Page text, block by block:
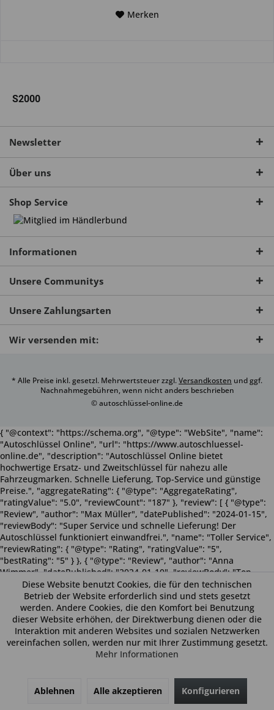
Merken
S2000
Newsletter
Über uns
Shop Service
Informationen
Unsere Communitys
Unsere Zahlungsarten
Wir versenden mit:
* Alle Preise inkl. gesetzl. Mehrwertsteuer zzgl.Versandkosten und ggf.
Nachnahmegebühren, wenn nicht anders beschrieben
© autoschlüssel-online.de
Diese Website benutzt Cookies, die für den technischen
Betrieb der Website erforderlich sind und stets gesetzt
werden. Andere Cookies, die den Komfort bei Benutzung
dieser Website erhöhen, der Direktwerbung dienen oder die
Interaktion mit anderen Websites und sozialen Netzwerken
vereinfachen sollen, werden nur mit Ihrer Zustimmung gesetzt.
Mehr Informationen
Ablehnen Alle akzeptieren Konfigurieren
{ "@context": "https://schema.org", "@type": "WebSite", "name":
"Autoschlüssel Online", "url": "https://www.autoschluessel-
online.de", "description": "Autoschlüssel Online bietet
hochwertige Ersatz- und Zweitschlüssel für nahezu alle
Fahrzeugmarken. Schnelle Lieferung, Top-Service und günstige
Preise.", "aggregateRating": { "@type": "AggregateRating",
"ratingValue": "5.0", "reviewCount": "187" }, "review": [ { "@type":
"Review", "author": "Max Müller", "datePublished": "2024-01-15",
"reviewBody": "Super Service und schnelle Lieferung! Der
Autoschlüssel funktioniert einwandfrei.", "name": "Toller Service",
"reviewRating": { "@type": "Rating", "ratingValue": "5",
"bestRating": "5" } }, { "@type": "Review", "author": "Anna
Wimmer", "datePublished": "2024-01-10", "reviewBody": "Top
Qualität zu einem fairen Preis. Sehr empfehlenswert!", "name":
"Sehr zufrieden", "reviewRating": { "@type": "Rating",
"ratingValue": "5", "bestRating": "5" } } ], "potentialAction": {
"@type": "SearchAction", "target": "https://www.autoschluessel-
online.de/?q={search_term_string}", "query-input": "required
name=search_term_string" } }